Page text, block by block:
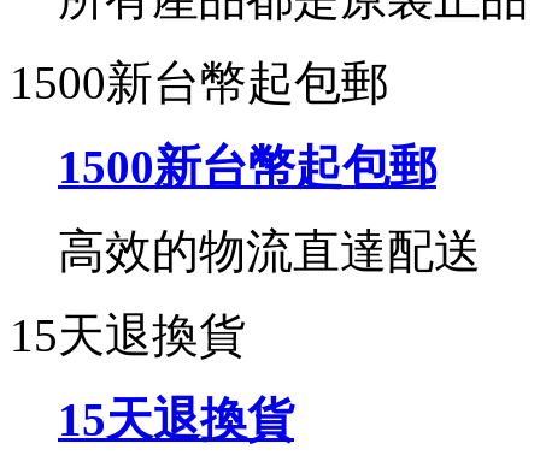
1500新台幣起包郵
1500新台幣起包郵
高效的物流直達配送
15天退換貨
15天退換貨